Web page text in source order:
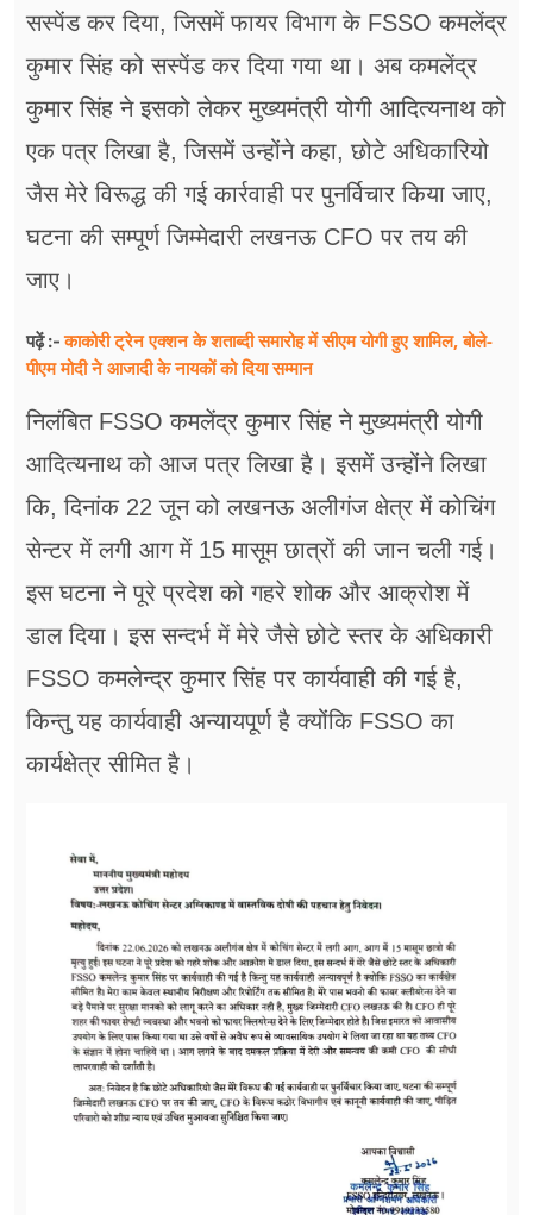
सस्पेंड कर दिया, जिसमें फायर विभाग के FSSO कमलेंद्र
कुमार सिंह को सस्पेंड कर दिया गया था। अब कमलेंद्र
कुमार सिंह ने इसको लेकर मुख्यमंत्री योगी आदित्यनाथ को
एक पत्र ​लिखा है, जिसमें उन्होंने कहा, छोटे अधिकारियो
जैस मेरे विरूद्ध की गई कार्रवाही पर पुनर्विचार किया जाए,
घटना की सम्पूर्ण जिम्मेदारी लखनऊ CFO पर तय की
जाए।
पढ़ें :-काकोरी ट्रेन एक्शन के शताब्दी समारोह में सीएम योगी हुए शामिल, बोले-
पीएम मोदी ने आजादी के नायकों को दिया सम्मान
निलंबित FSSO कमलेंद्र कुमार सिंह ने मुख्यमंत्री योगी
आदित्यनाथ को आज पत्र लिखा है। इसमें उन्होंने लिखा
कि, दिनांक 22 जून को लखनऊ अलीगंज क्षेत्र में कोचिंग
सेन्टर में लगी आग में 15 मासूम छात्रों की जान चली गई।
इस घटना ने पूरे प्रदेश को गहरे शोक और आक्रोश में
डाल दिया। इस सन्दर्भ में मेरे जैसे छोटे स्तर के अधिकारी
FSSO कमलेन्द्र कुमार सिंह पर कार्यवाही की गई है,
किन्तु यह कार्यवाही अन्यायपूर्ण है क्योंकि FSSO का
कार्यक्षेत्र सीमित है।